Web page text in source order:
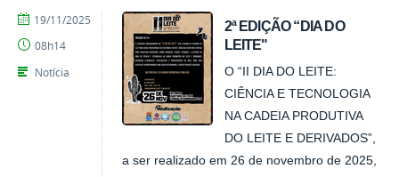
2ª EDIÇÃO “DIA DO
LEITE"
O “II DIA DO LEITE:
CIÊNCIA E TECNOLOGIA
NA CADEIA PRODUTIVA
DO LEITE E DERIVADOS”,
a ser realizado em 26 de novembro de 2025,
por
publicado
19/11/2025
08h14
Notícia